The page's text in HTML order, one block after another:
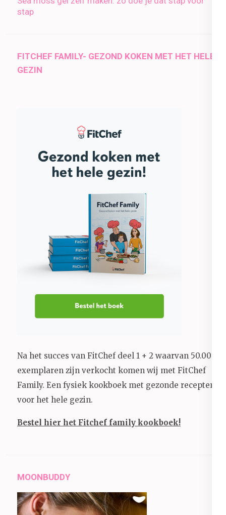
stap
FITCHEF FAMILY- GEZOND KOKEN MET HET HELE
GEZIN
Na het succes van FitChef deel 1 + 2 waarvan 50.000+
exemplaren zijn verkocht komen wij met FitChef
Family. Een fysiek kookboek met gezonde recepten
voor het hele gezin.
Bestel hier het Fitchef family kookboek!
MOONBUDDY